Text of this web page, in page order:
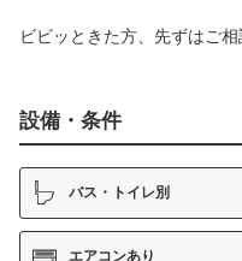
ビビッときた方、先ずはご相
設備・条件
バス・トイレ別
エアコンあり